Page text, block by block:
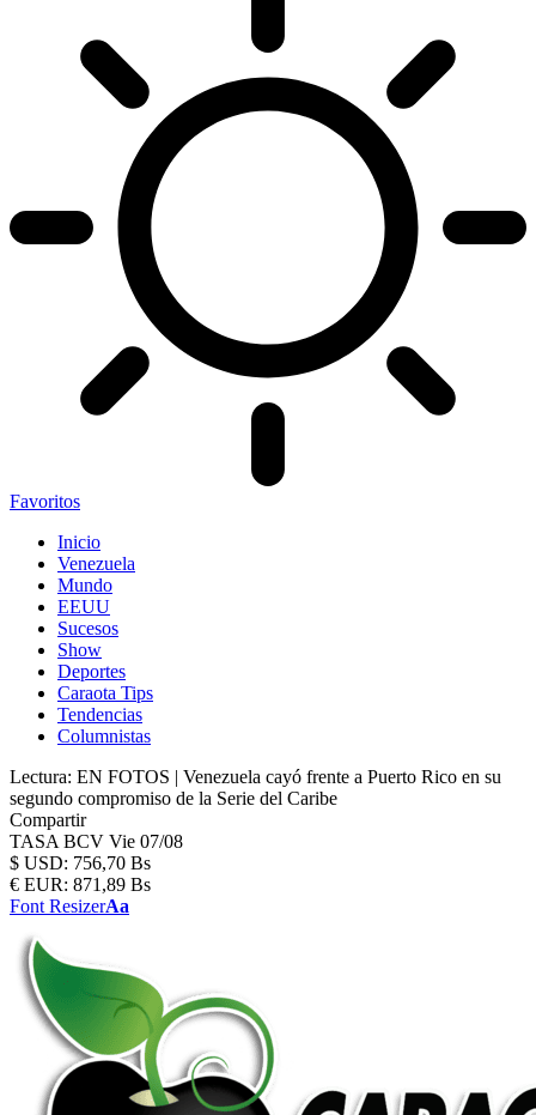
Favoritos
Inicio
Venezuela
Mundo
EEUU
Sucesos
Show
Deportes
Caraota Tips
Tendencias
Columnistas
Lectura: EN FOTOS | Venezuela cayó frente a Puerto Rico en su
segundo compromiso de la Serie del Caribe
Compartir
TASA BCV Vie 07/08
$ USD: 756,70 Bs
€ EUR: 871,89 Bs
Font ResizerAa